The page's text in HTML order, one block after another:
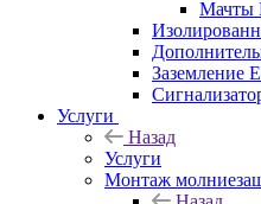
Заземление
Услуги
Назад
Услуги
Монтаж